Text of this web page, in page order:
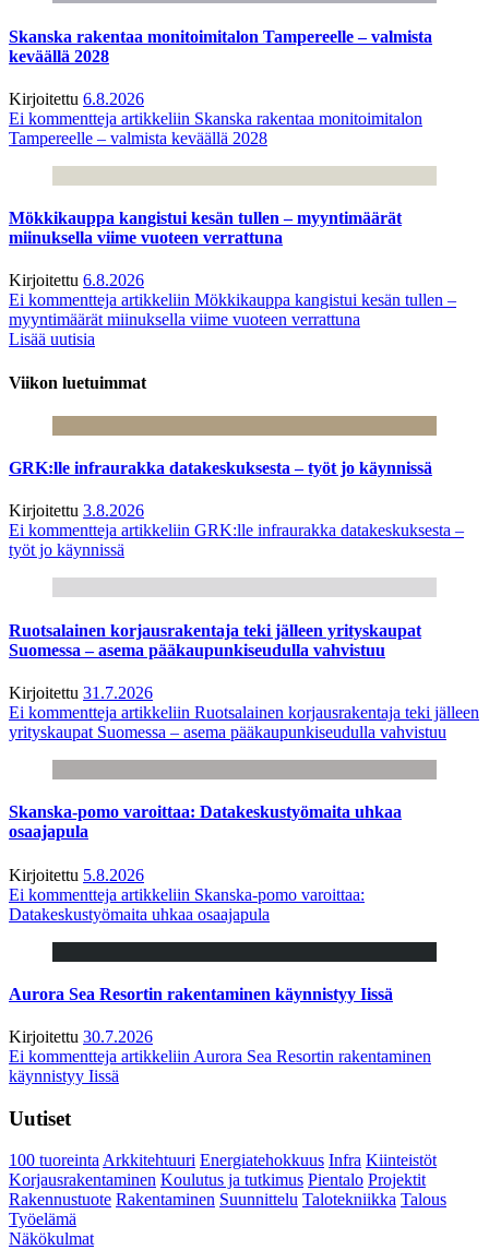
Skanska rakentaa monitoimitalon Tampereelle – valmista
keväällä 2028
Kirjoitettu 6.8.2026
Ei kommentteja artikkeliin Skanska rakentaa monitoimitalon
Tampereelle – valmista keväällä 2028
Mökkikauppa kangistui kesän tullen – myyntimäärät
miinuksella viime vuoteen verrattuna
Kirjoitettu 6.8.2026
Ei kommentteja artikkeliin Mökkikauppa kangistui kesän tullen –
myyntimäärät miinuksella viime vuoteen verrattuna
Lisää uutisia
Viikon luetuimmat
GRK:lle infraurakka datakeskuksesta – työt jo käynnissä
Kirjoitettu 3.8.2026
Ei kommentteja artikkeliin GRK:lle infraurakka datakeskuksesta –
työt jo käynnissä
Ruotsalainen korjausrakentaja teki jälleen yrityskaupat
Suomessa – asema pääkaupunkiseudulla vahvistuu
Kirjoitettu 31.7.2026
Ei kommentteja artikkeliin Ruotsalainen korjausrakentaja teki jälleen
yrityskaupat Suomessa – asema pääkaupunkiseudulla vahvistuu
Skanska-pomo varoittaa: Datakeskustyömaita uhkaa
osaajapula
Kirjoitettu 5.8.2026
Ei kommentteja artikkeliin Skanska-pomo varoittaa:
Datakeskustyömaita uhkaa osaajapula
Aurora Sea Resortin rakentaminen käynnistyy Iissä
Kirjoitettu 30.7.2026
Ei kommentteja artikkeliin Aurora Sea Resortin rakentaminen
käynnistyy Iissä
Uutiset
100 tuoreintaArkkitehtuuri Energiatehokkuus Infra Kiinteistöt
Korjausrakentaminen Koulutus ja tutkimus Pientalo Projektit
Rakennustuote Rakentaminen Suunnittelu Talotekniikka Talous
Työelämä
Näkökulmat